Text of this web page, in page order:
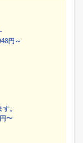
円～
。
〜